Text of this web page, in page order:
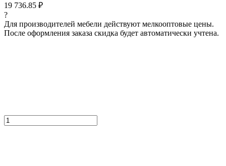
19 736.85 ₽
?
Для производителей мебели действуют мелкооптовые цены.
После оформления заказа скидка будет автоматически учтена.